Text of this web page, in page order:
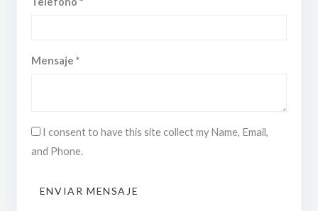
Mensaje *
I consent to have this site collect my Name, Email,
and Phone.
ENVIAR MENSAJE